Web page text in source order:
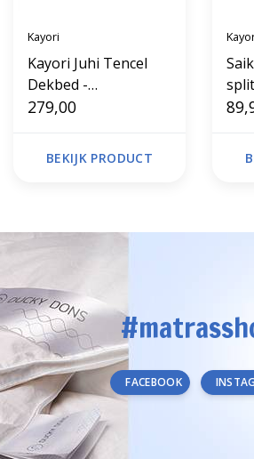
Kayori
Kayori Juhi Tencel
Dekbed -
Lente/Herfst
279,00
BEKIJK PRODUCT
FACEBOOK